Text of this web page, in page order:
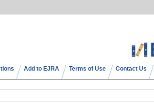
Add to EJRA Terms of Use Contact Us